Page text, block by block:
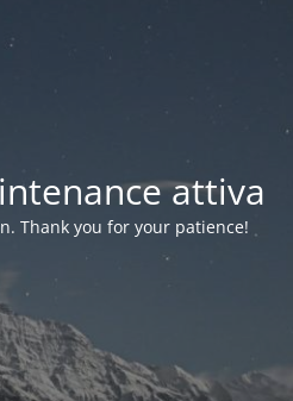
attiva
Thank you for your patience!